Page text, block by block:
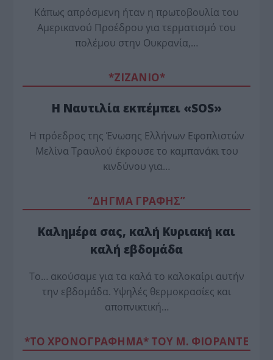
Κάπως απρόσμενη ήταν η πρωτοβουλία του
Αμερικανού Προέδρου για τερματισμό του
πολέμου στην Ουκρανία,…
*ZΙΖΑΝΙΟ*
Η Ναυτιλία εκπέμπει «SOS»
Η πρόεδρος της Ένωσης Ελλήνων Εφοπλιστών
Μελίνα Τραυλού έ­κρουσε το καμπανάκι του
κινδύνου για…
“ΔΗΓΜΑ ΓΡΑΦΗΣ”
Καλημέρα σας, καλή Κυριακή και
καλή εβδομάδα
Το… ακούσαμε για τα καλά το καλοκαίρι αυτήν
την εβδομάδα. Υψηλές θερμοκρασίες και
αποπνικτική…
*ΤΟ ΧΡΟΝΟΓΡΑΦΗΜΑ* ΤΟΥ Μ. ΦΙΟΡΆΝΤΕ